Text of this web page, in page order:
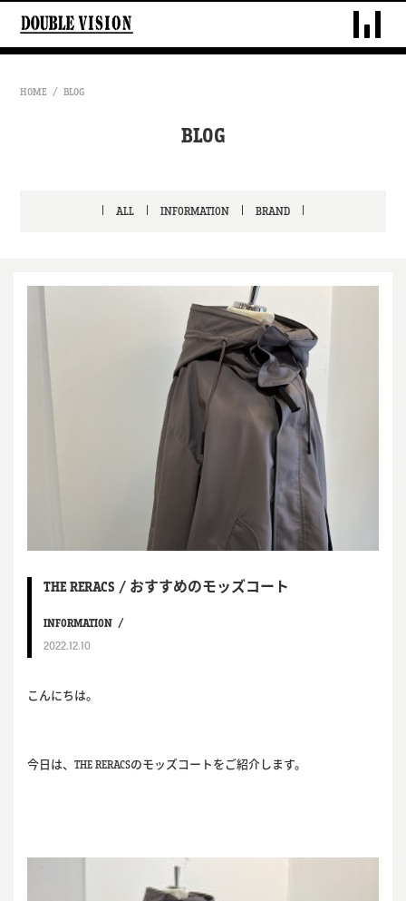
DOUBLE
HOME BLOG
BLOG
ALL INFORMATION BRAND
THE RERACS / おすすめのモッズコート
INFORMATION
2022.12.10
こんにちは。
今日は、THE RERACSのモッズコートをご紹介します。